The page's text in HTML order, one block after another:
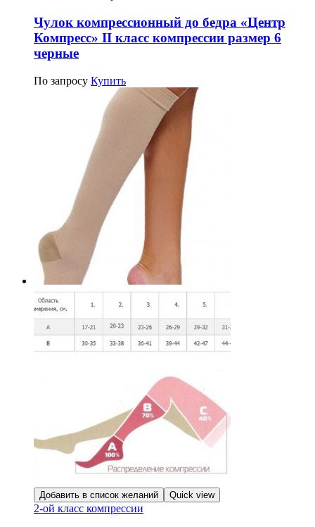
Чулок компрессионный до бедра «Центр
Компресс» II класс компрессии размер 6
черные
По запросу Купить
Добавить в список желаний Quick view
2-ой класс компрессии